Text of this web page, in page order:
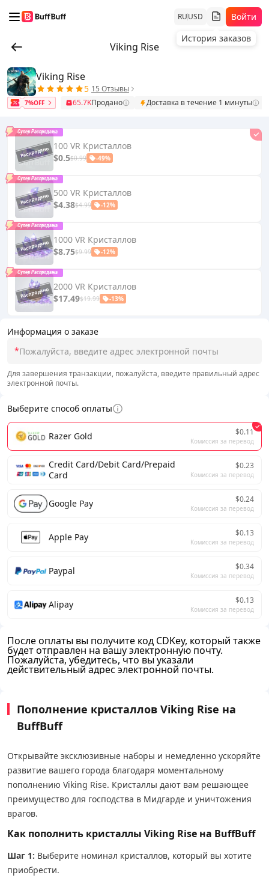
RUUSD
История заказов
Войти
Viking Rise
Информация о заказе
*
Для завершения транзакции, пожалуйста, введите правильный адрес
электронной почты.
Выберите способ оплаты
Razer Gold $0.11
Комиссия за перевод
Credit Card/Debit Card/Prepaid
Card
$0.23
Комиссия за перевод
Google Pay $0.24
Комиссия за перевод
Apple Pay $0.13
Комиссия за перевод
Paypal $0.34
Комиссия за перевод
Alipay $0.13
Комиссия за перевод
Viking Rise
5 15 Отзывы
7%OFF 65.7KПродано Доставка в течение 1 минуты
100 VR Кристаллов
$0.5$0.99 -49%
Супер Распродажа
500 VR Кристаллов
$4.38$4.99 -12%
Супер Распродажа
1000 VR Кристаллов
$8.75$9.99 -12%
Супер Распродажа
2000 VR Кристаллов
$17.49$19.99 -13%
Супер Распродажа
После оплаты вы получите код CDKey, который также
будет отправлен на вашу электронную почту.
Пожалуйста, убедитесь, что вы указали
действительный адрес электронной почты.
Пополнение кристаллов Viking Rise на
BuffBuff
Открывайте эксклюзивные наборы и немедленно ускоряйте
развитие вашего города благодаря моментальному
пополнению Viking Rise. Кристаллы дают вам решающее
преимущество для господства в Мидгарде и уничтожения
врагов.
Как пополнить кристаллы Viking Rise на BuffBuff
Шаг 1: Выберите номинал кристаллов, который вы хотите
приобрести.